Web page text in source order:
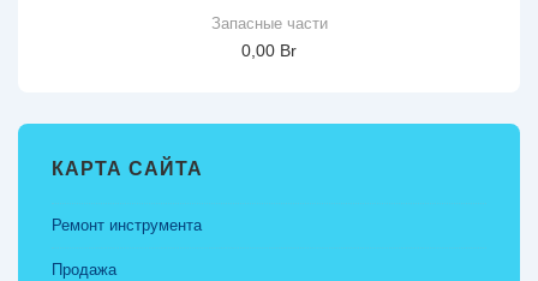
Запасные части
0,00 Br
КАРТА САЙТА
Ремонт инструмента
Продажа